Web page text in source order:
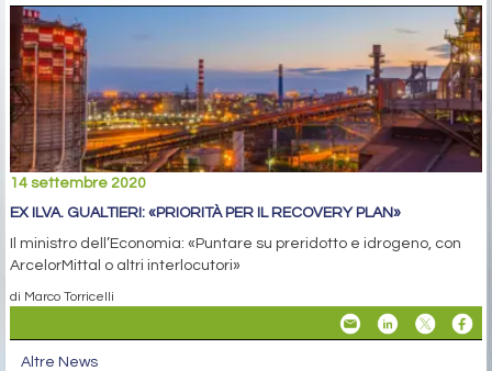
14 settembre 2020
EX ILVA. GUALTIERI: «PRIORITÀ PER IL RECOVERY PLAN»
Il ministro dell’Economia: «Puntare su preridotto e idrogeno, con
ArcelorMittal o altri interlocutori»
di Marco Torricelli
Altre News